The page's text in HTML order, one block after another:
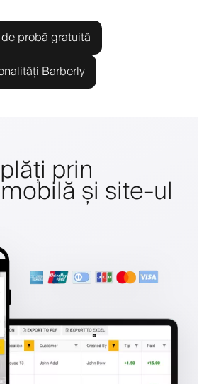
probă gratuită
Barberly
prin
și site-ul